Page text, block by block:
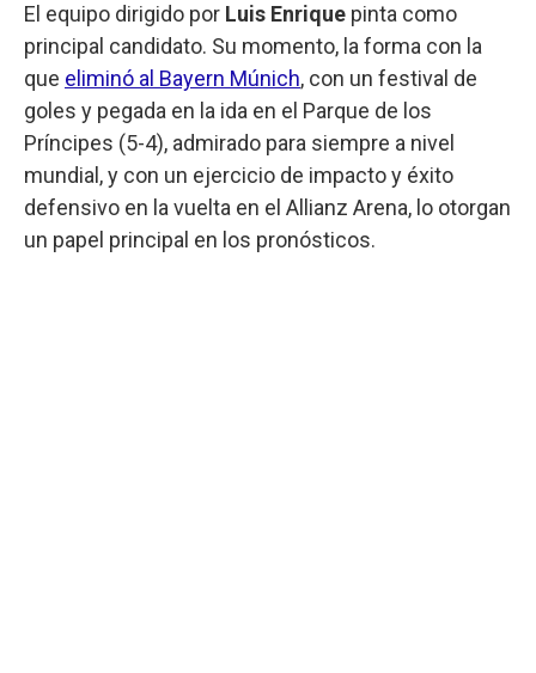
El equipo dirigido por Luis Enrique pinta como
principal candidato. Su momento, la forma con la
que eliminó al Bayern Múnich, con un festival de
goles y pegada en la ida en el Parque de los
Príncipes (5-4), admirado para siempre a nivel
mundial, y con un ejercicio de impacto y éxito
defensivo en la vuelta en el Allianz Arena, lo otorgan
un papel principal en los pronósticos.